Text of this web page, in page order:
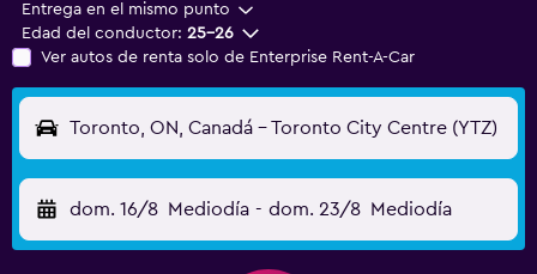
Entrega en el mismo punto
Edad del conductor: 25-26
Ver autos de renta solo de Enterprise Rent-A-Car
Toronto, ON, Canadá - Toronto City Centre (YTZ)
dom. 16/8 Mediodía - dom. 23/8 Mediodía